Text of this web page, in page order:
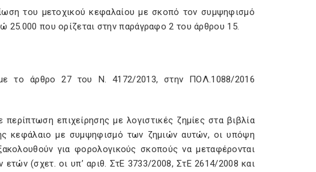
του μετοχικού κεφαλαίου με σκοπό τον συμψηφισμό
25.000 που ορίζεται στην παράγραφο 2 του άρθρου 15.
το άρθρο 27 του Ν. 4172/2013, στην ΠΟΛ.1088/2016
επιχείρησης με λογιστικές ζημίες στα βιβλία
κεφάλαιο με συμψηφισμό των ζημιών αυτών, οι υπόψη
για φορολογικούς σκοπούς να μεταφέρονται
(σχετ. οι υπ’ αριθ. ΣτΕ 3733/2008, ΣτΕ 2614/2008 και